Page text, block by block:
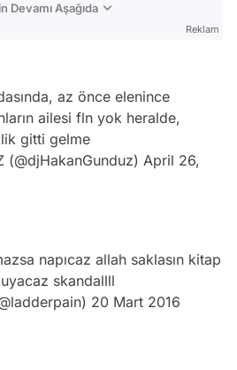
Devamı Aşağıda
Reklam
az önce elenince
ailesi fln yok heralde,
gitti gelme
April 26,
napıcaz allah saklasın kitap
skandallll
20 Mart 2016